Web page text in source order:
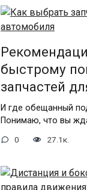
быстрому
запчастей
И где обещанный
Понимаю, что вы
0 27.1к.